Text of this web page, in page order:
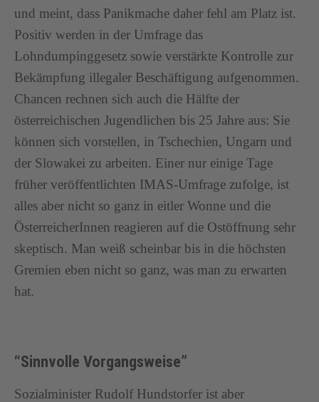
und meint, dass Panikmache daher fehl am Platz ist.
Positiv werden in der Umfrage das
Lohndumpinggesetz sowie verstärkte Kontrolle zur
Bekämpfung illegaler Beschäftigung aufgenommen.
Chancen rechnen sich auch die Hälfte der
österreichischen Jugendlichen bis 25 Jahre aus: Sie
können sich vorstellen, in Tschechien, Ungarn und
der Slowakei zu arbeiten. Einer nur einige Tage
früher veröffentlichten IMAS-Umfrage zufolge, ist
alles aber nicht so ganz in eitler Wonne und die
ÖsterreicherInnen reagieren auf die Ostöffnung sehr
skeptisch. Man weiß scheinbar bis in die höchsten
Gremien eben nicht so ganz, was man zu erwarten
hat.
“Sinnvolle Vorgangsweise”
Sozialminister Rudolf Hundstorfer ist aber